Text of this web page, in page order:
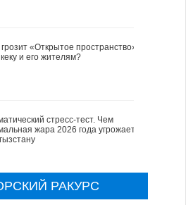
«Открытое пространство»
и его жителям?
стресс-тест. Чем
жара 2026 года угрожает
РАКУРС